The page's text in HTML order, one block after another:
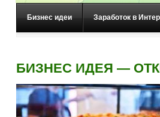
Бизнес идеи Заработок в
БИЗНЕС ИДЕЯ —